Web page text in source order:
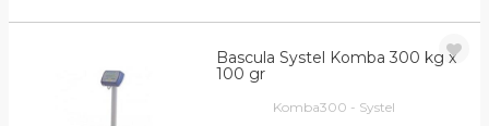
Bascula Systel Komba 300 kg x
100 gr
Komba300 - Systel